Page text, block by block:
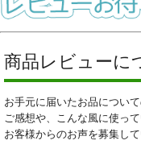
商品レビューに
お手元に届いたお品につい
ご感想や、こんな風に使っ
お客様からのお声を募集して